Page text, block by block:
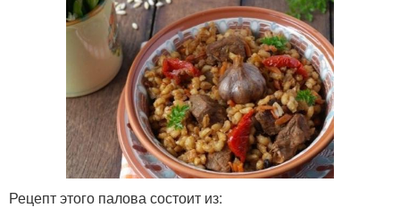
Рецепт этого палова состоит из: